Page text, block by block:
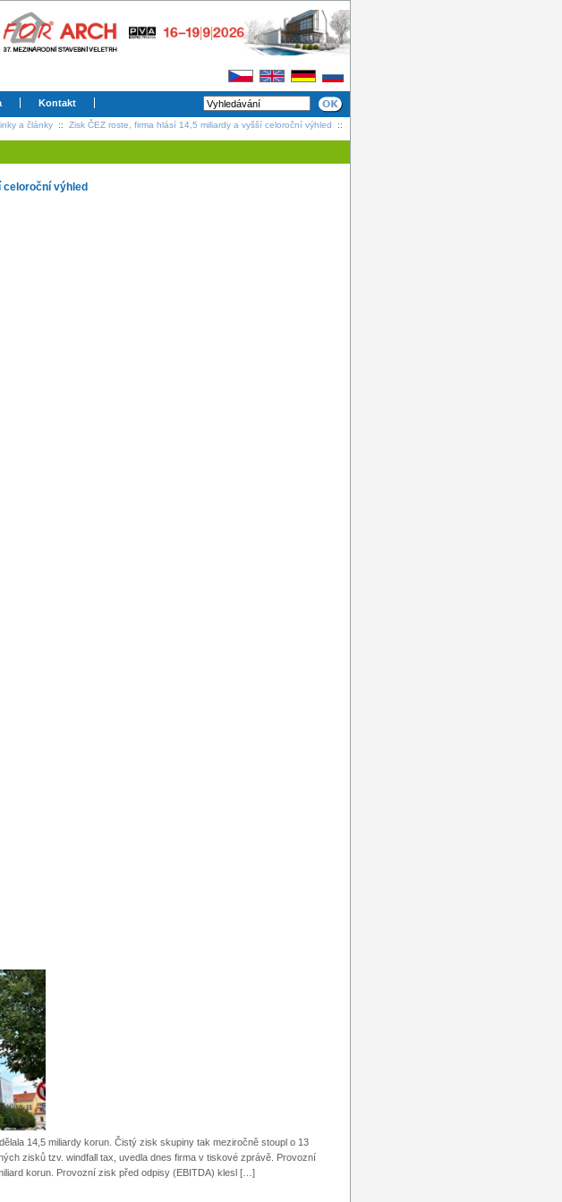
Kontakt
a články :: Zisk ČEZ roste, firma hlásí 14,5 miliardy a vyšší celoroční výhled ::
výhled
14,5 miliardy korun. Čistý zisk skupiny tak meziročně stoupl o 13
zisků tzv. windfall tax, uvedla dnes firma v tiskové zprávě. Provozní
korun. Provozní zisk před odpisy (EBITDA) klesl […]